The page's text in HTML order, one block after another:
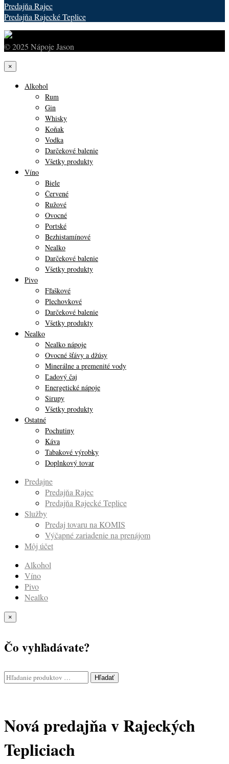
Predajňa Rajec
Predajňa Rajecké Teplice
© 2025 Nápoje Jason
×
Alkohol
Rum
Gin
Whisky
Koňak
Vodka
Darčekové balenie
Všetky produkty
Víno
Biele
Červené
Ružové
Ovocné
Portské
Bezhistamínové
Nealko
Darčekové balenie
Všetky produkty
Pivo
Fľaškové
Plechovkové
Darčekové balenie
Všetky produkty
Nealko
Nealko nápoje
Ovocné šťávy a džúsy
Minerálne a premenité vody
Ľadový čaj
Energetické nápoje
Sirupy
Všetky produkty
Ostatné
Pochutiny
Káva
Tabakové výrobky
Doplnkový tovar
Predajne
Predajňa Rajec
Predajňa Rajecké Teplice
Služby
Predaj tovaru na KOMIS
Výčapné zariadenie na prenájom
Môj účet
Alkohol
Víno
Pivo
Nealko
×
Čo vyhľadávate?
Hľadať
Nová predajňa v Rajeckých
Tepliciach